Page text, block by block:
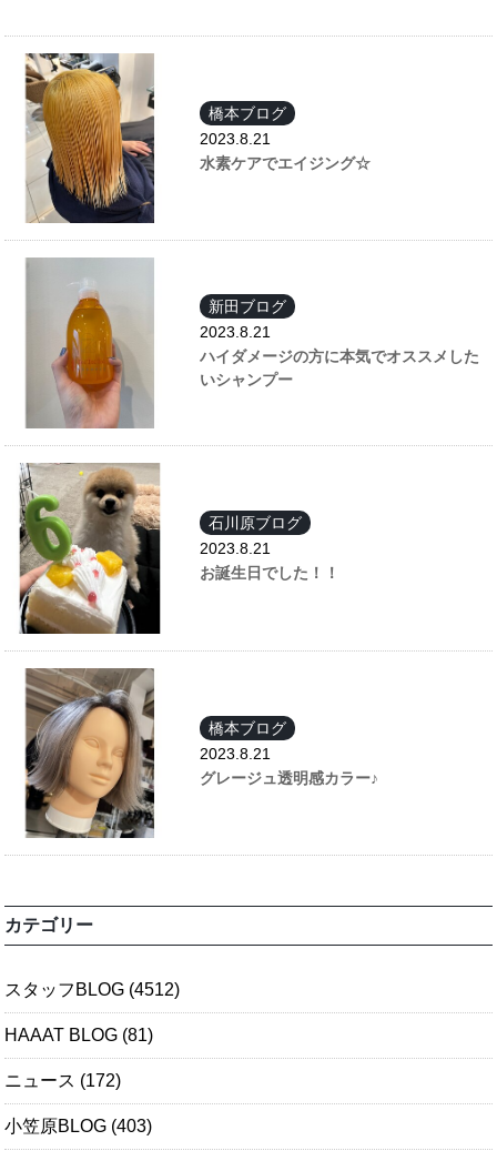
橋本ブログ
2023.8.21
水素ケアでエイジング☆
新田ブログ
2023.8.21
ハイダメージの方に本気でオススメした
いシャンプー
石川原ブログ
2023.8.21
お誕生日でした！！
橋本ブログ
2023.8.21
グレージュ透明感カラー♪
カテゴリー
スタッフBLOG (4512)
HAAAT BLOG (81)
ニュース (172)
小笠原BLOG (403)